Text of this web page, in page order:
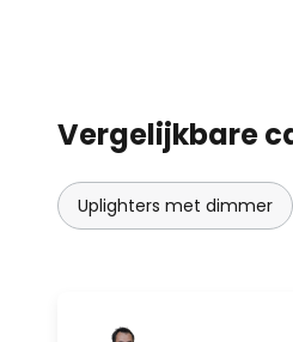
Vergelijkbare
Uplighters met dimmer